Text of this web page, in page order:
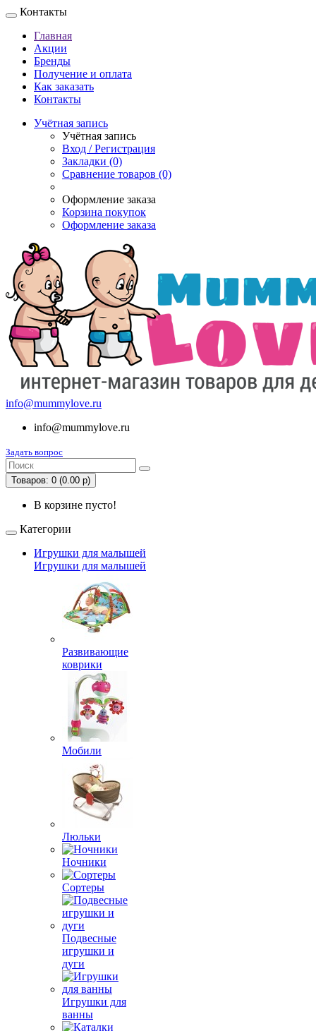
Контакты
Главная
Акции
Бренды
Получение и оплата
Как заказать
Контакты
Учётная запись
Учётная запись
Вход / Регистрация
Закладки (0)
Сравнение товаров (0)
Оформление заказа
Корзина покупок
Оформление заказа
info@mummylove.ru
info@mummylove.ru
Задать вопрос
Товаров: 0 (0.00 р)
В корзине пусто!
Категории
Игрушки для малышей
Игрушки для малышей
Развивающие
коврики
Мобили
Люльки
Ночники
Сортеры
Подвесные
игрушки и
дуги
Игрушки для
ванны